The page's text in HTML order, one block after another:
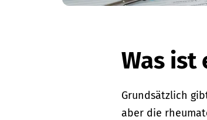
Was
Grundsätzlich
aber die